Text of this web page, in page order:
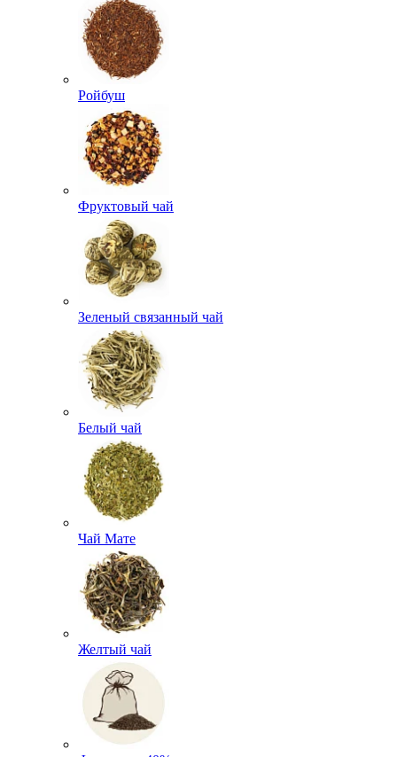
Ройбуш
Фруктовый чай
Зеленый связанный чай
Белый чай
Чай Мате
Желтый чай